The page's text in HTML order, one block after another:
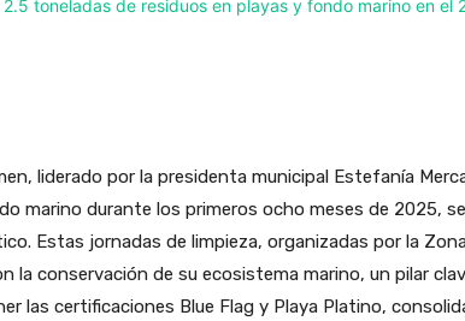
liderado por la presidenta municipal Estefanía
marino durante los primeros ocho meses de 2025,
Estas jornadas de limpieza, organizadas por la
la conservación de su ecosistema marino, un pilar
las certificaciones Blue Flag y Playa Platino,